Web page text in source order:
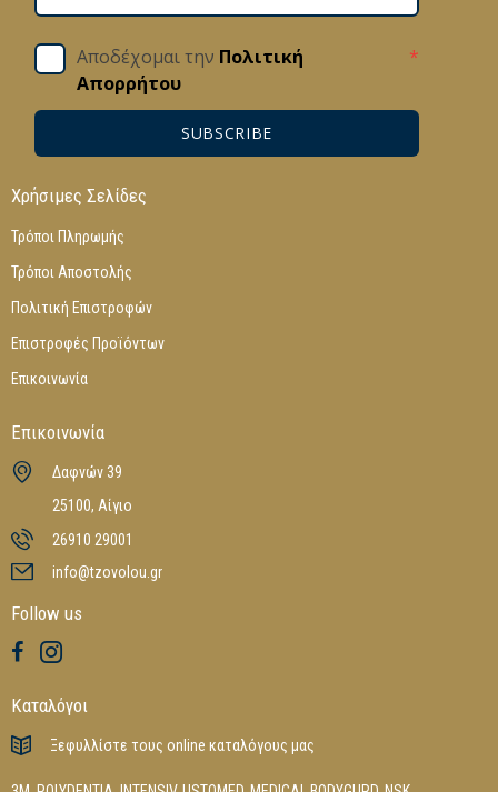
Αποδέχομαι την Πολιτική
Απορρήτου
*
SUBSCRIBE
Χρήσιμες Σελίδες
Τρόποι Πληρωμής
Τρόποι Αποστολής
Πολιτική Επιστροφών
Επιστροφές Προϊόντων
Επικοινωνία
Επικοινωνία
Δαφνών 39
25100, Αίγιο
26910 29001
info@tzovolou.gr
Follow us
Καταλόγοι
Ξεφυλλίστε τους online καταλόγους μας